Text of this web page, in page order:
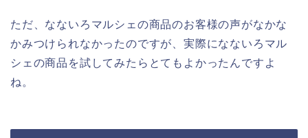
ただ、なないろマルシェの商品のお客様の声がなかな
かみつけられなかったのですが、実際になないろマル
シェの商品を試してみたらとてもよかったんですよ
ね。